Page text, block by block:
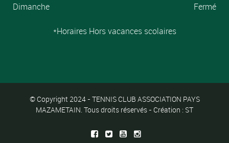
Dimanche
Fermé
*Horaires Hors vacances scolaires
© Copyright 2024 - TENNIS CLUB ASSOCIATION PAYS
MAZAMETAIN. Tous droits réservés - Création : ST